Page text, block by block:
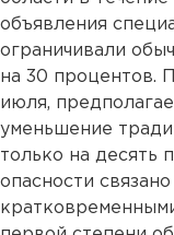
объявления
ограничивали
на 30 процентов.
июля,
уменьшение
только на десять
опасности